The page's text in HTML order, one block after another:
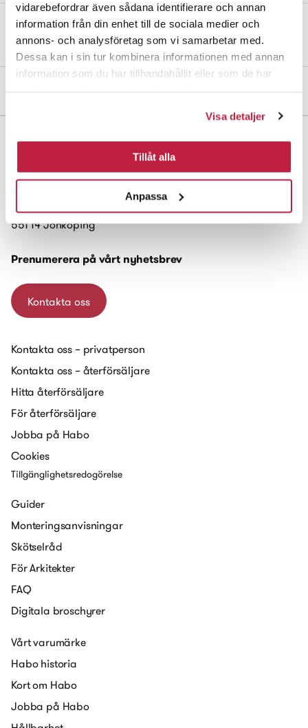
vidarebefordrar även sådana identifierare och annan
information från din enhet till de sociala medier och
annons- och analysföretag som vi samarbetar med.
Dessa kan i sin tur kombinera informationen med annan
information som du har tillhandahållit eller som de har
Visa detaljer
Tillåt alla
Anpassa
Dubbelkrok av zink/zamak. Utsprång 35 mm.
Box 223
551 14 Jönköping
Prenumerera på vårt nyhetsbrev
Kontakta oss
Kontakta oss – privatperson
Kontakta oss – återförsäljare
Hitta återförsäljare
För återförsäljare
Jobba på Habo
Cookies
Tillgänglighetsredogörelse
Guider
Monteringsanvisningar
Skötselråd
För Arkitekter
FAQ
Digitala broschyrer
Vårt varumärke
Habo historia
Kort om Habo
Jobba på Habo